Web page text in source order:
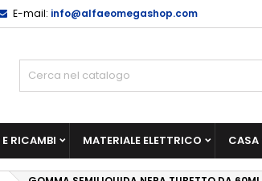
E-mail: info@alfaeomegashop.com
RICAMBI MATERIALE ELETTRICO CASA